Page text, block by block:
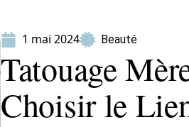
1 mai 2024 Beauté
Tatouage
Choisir le